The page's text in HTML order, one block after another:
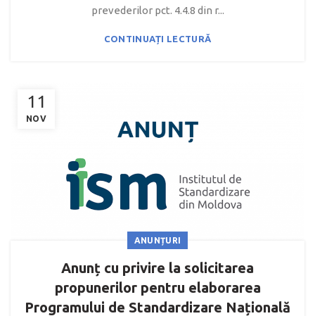
prevederilor pct. 4.4.8 din r...
CONTINUAȚI LECTURĂ
11
NOV
ANUNȚURI
Anunț cu privire la solicitarea
propunerilor pentru elaborarea
Programului de Standardizare Națională